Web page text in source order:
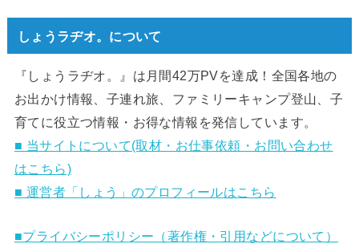
しょうラヂオ。について
『しょうラヂオ。』は月間42万PVを達成！全国各地の
お出かけ情報、子連れ旅、ファミリーキャンプ登山、子
育てに役立つ情報・お得な情報を発信しています。
■ 当サイトについて(取材・お仕事依頼・お問い合わせ
はこちら)
■ 運営者「しょう」のプロフィールはこちら
■プライバシーポリシー（著作権・引用などについて）